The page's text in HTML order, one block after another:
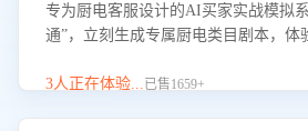
专为厨电客服设计的AI买家实战模拟
通”，立刻生成专属厨电类目剧本，体
实场景应对技巧！
3人正在体验...已售1659+